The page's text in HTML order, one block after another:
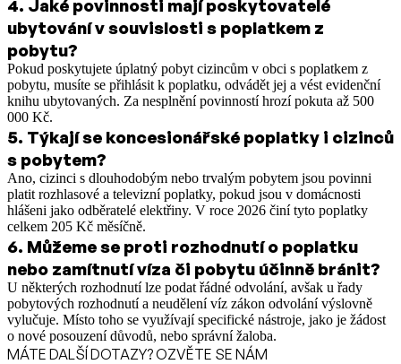
4. Jaké povinnosti mají poskytovatelé
ubytování v souvislosti s poplatkem z
pobytu?
Pokud poskytujete úplatný pobyt cizincům v obci s poplatkem z
pobytu, musíte se přihlásit k poplatku, odvádět jej a vést evidenční
knihu ubytovaných. Za nesplnění povinností hrozí pokuta až 500
000 Kč.
5. Týkají se koncesionářské poplatky i cizinců
s pobytem?
Ano, cizinci s dlouhodobým nebo trvalým pobytem jsou povinni
platit rozhlasové a televizní poplatky, pokud jsou v domácnosti
hlášeni jako odběratelé elektřiny. V roce 2026 činí tyto poplatky
celkem 205 Kč měsíčně.
6. Můžeme se proti rozhodnutí o poplatku
nebo zamítnutí víza či pobytu účinně bránit?
U některých rozhodnutí lze podat řádné odvolání, avšak u řady
pobytových rozhodnutí a neudělení víz zákon odvolání výslovně
vylučuje. Místo toho se využívají specifické nástroje, jako je žádost
o nové posouzení důvodů, nebo správní žaloba.
MÁTE DALŠÍ DOTAZY? OZVĚTE SE NÁM